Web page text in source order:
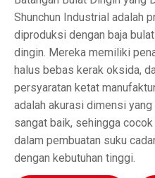
Shunchun Industrial adalah
diproduksi dengan baja
dingin. Mereka memiliki
halus bebas kerak oksida,
persyaratan ketat
adalah akurasi dimensi
sangat baik, sehingga
dalam pembuatan suku
dengan kebutuhan tinggi.